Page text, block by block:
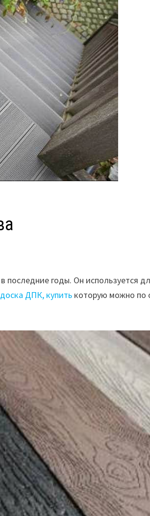
годы. Он используется
доска ДПК, купить которую можно по